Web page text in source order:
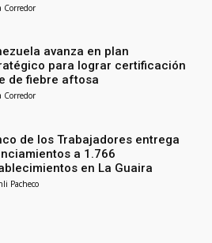
Corredor
avanza en plan
para lograr certificación
de fiebre aftosa
Corredor
de los Trabajadores entrega
a 1.766
en La Guaira
Pacheco